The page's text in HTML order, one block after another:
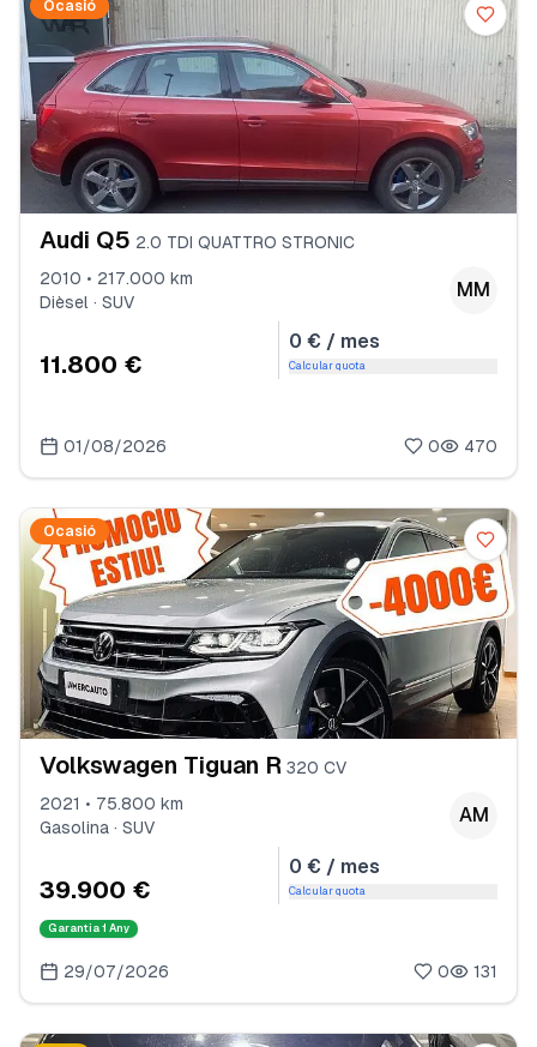
Ocasió
Audi Q5 2.0 TDI QUATTRO STRONIC
2010 • 217.000 km
Dièsel · SUV
MM
11.800 €
0 € / mes
Calcular quota
01/08/2026 0 470
Ocasió
Volkswagen Tiguan R 320 CV
2021 • 75.800 km
Gasolina · SUV
AM
39.900 €
0 € / mes
Calcular quota
Garantia 1 Any
29/07/2026 0 131